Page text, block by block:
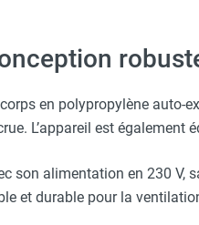
intégré
avec
sur citerne
sans
directe
au gaz propane /
en polypropylène auto-
L’appareil est
son alimentation en 230 V,
et durable pour la